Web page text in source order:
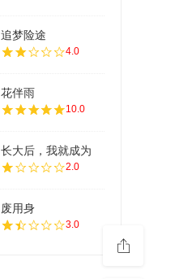
追梦险途
4.0
花伴雨
10.0
长大后，我就成为
2.0
废用身
3.0